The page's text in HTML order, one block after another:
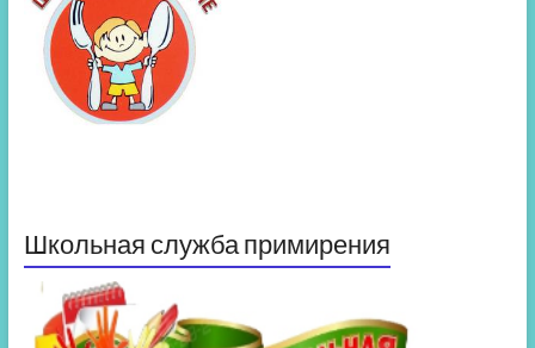
Школьная служба примирения